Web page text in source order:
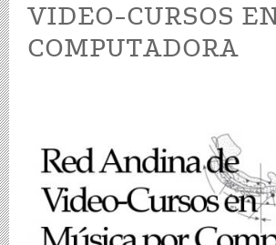
VIDEO-CURSOS
COMPUTADORA